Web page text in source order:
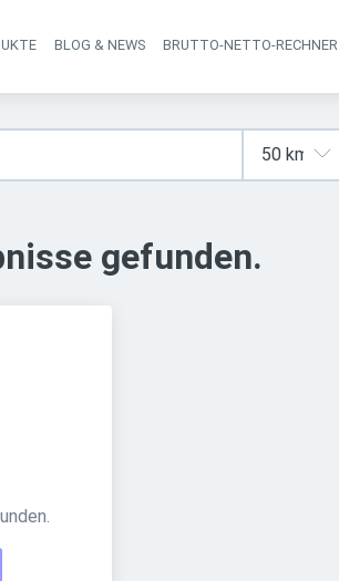
Navigation
BLOG & NEWS BRUTTO-NETTO-RECHNER
gefunden.